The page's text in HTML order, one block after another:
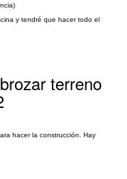
y tendré que hacer todo el
terreno
hacer la construcción. Hay